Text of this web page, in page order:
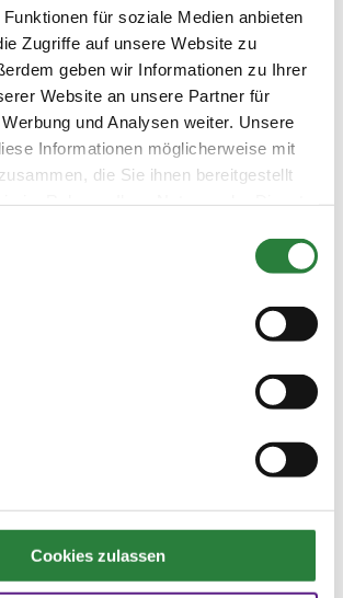
für soziale Medien anbieten
Zugriffe auf unsere Website zu
geben wir Informationen zu Ihrer
Website an unsere Partner für
und Analysen weiter. Unsere
Informationen möglicherweise mit
die Sie ihnen bereitgestellt
Cookies zulassen
3. Reiter-WB Schritt - Trab -
Galopp
SOS
4. Dressur-WB (E 5/2) DRE
Dressurpferdeprfg. Kl.A DPF